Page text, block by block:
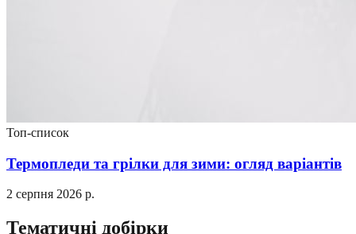
Топ-список
Термопледи та грілки для зими: огляд варіантів
2 серпня 2026 р.
Тематичні добірки